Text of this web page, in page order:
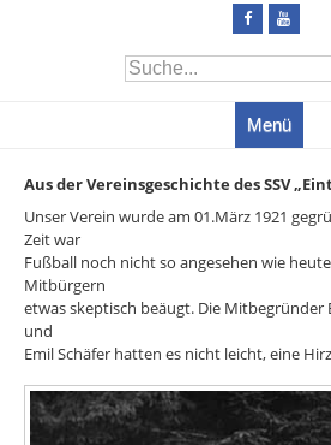
Lass
uns
auf
Facebook
Kanal
Menü
Inhalt
Springen
Aus der Vereinsgeschichte des SSV
Unser Verein wurde am 01.März 1921
Zeit war
Fußball noch nicht so angesehen wie
Mitbürgern
etwas skeptisch beäugt. Die Mitbegründer
und
Emil Schäfer hatten es nicht leicht, eine